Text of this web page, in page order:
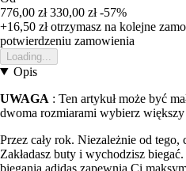
776,00 zł 330,00 zł -57%
+16,50 złotrzymasz na kolejne
potwierdzeniu zamowienia
Loading...
Opis
UWAGA : Ten artykuł może być
dwoma rozmiarami wybierz większy
Przez cały rok. Niezależnie od tego,
Zakładasz buty i wychodzisz
biegania adidas zapewnia Ci